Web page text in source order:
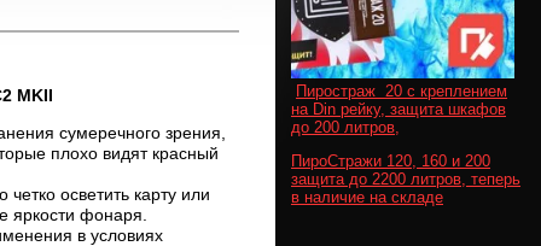
MKII
сумеречного зрения,
плохо видят красный
осветить карту или
яркости фонаря.
в условиях
Пиростраж 20 с креплением
на Din рейку, защита шкафов
до 200 литров,
ПироСтражи 120, 160 и 200
защита до 2200 литров, теперь
в наличие на складе